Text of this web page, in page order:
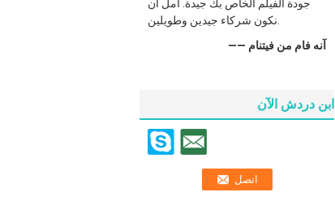
جودة الفيلم الخاص بك جيدة. آمل أن
—— آنه فام من فيتنام
ابن دردش الآن